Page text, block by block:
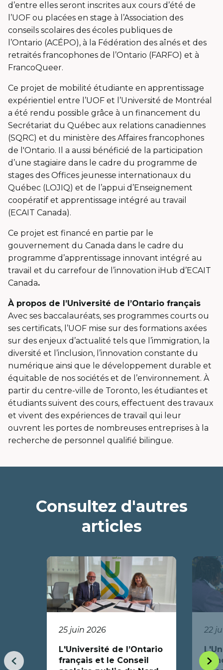
d’entre elles seront inscrites aux cours d’été de
l’UOF ou placées en stage à l’Association des
conseils scolaires des écoles publiques de
l’Ontario (ACÉPO), à la Fédération des aînés et des
retraités francophones de l’Ontario (FARFO) et à
FrancoQueer.
Ce projet de mobilité étudiante en apprentissage
expérientiel entre l’UOF et l’Université de Montréal
a été rendu possible grâce à un financement du
Secrétariat du Québec aux relations canadiennes
(SQRC) et du ministère des Affaires francophones
de l'Ontario. Il a aussi bénéficié de la participation
d’une stagiaire dans le cadre du programme de
stages des Offices jeunesse internationaux du
Québec (LOJIQ) et de l’appui d’Enseignement
coopératif et apprentissage intégré au travail
(ECAIT Canada).
Ce projet est financé en partie par le
gouvernement du Canada dans le cadre du
programme d’apprentissage innovant intégré au
travail et du carrefour de l’innovation iHub d’ECAIT
Canada.
À propos de l’Université de l’Ontario français
Avec ses baccalauréats, ses programmes courts ou
ses certificats, l’UOF mise sur des formations axées
sur des enjeux d’actualité tels que l’immigration, la
diversité et l’inclusion, l’innovation constante du
numérique ainsi que le développement durable et
équitable de nos sociétés et de l’environnement. À
partir du centre-ville de Toronto, les étudiantes et
étudiants suivent des cours, effectuent des travaux
et vivent des expériences de travail qui leur
ouvrent les portes de nombreuses entreprises à la
recherche de personnel qualifié bilingue.
Consultez d'autres
articles
25 juin 2026
L'Université de l’Ontario
français et le Conseil
22
Item
Item